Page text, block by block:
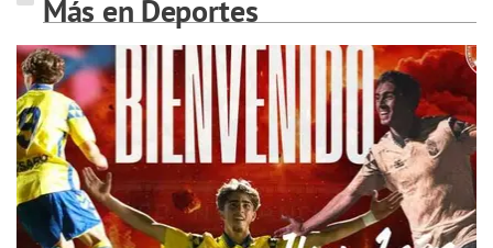
Más en Deportes